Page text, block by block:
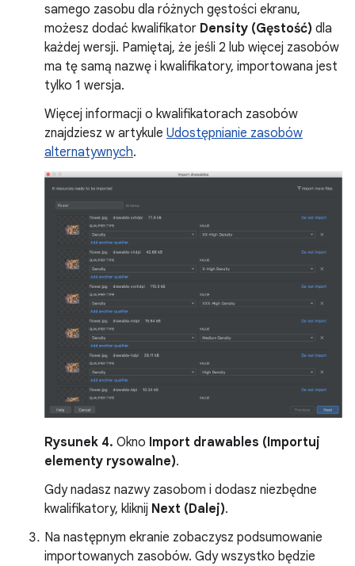
samego zasobu dla różnych gęstości ekranu,
możesz dodać kwalifikator Density (Gęstość) dla
każdej wersji. Pamiętaj, że jeśli 2 lub więcej zasobów
ma tę samą nazwę i kwalifikatory, importowana jest
tylko 1 wersja.
Więcej informacji o kwalifikatorach zasobów
znajdziesz w artykule Udostępnianie zasobów
alternatywnych.
Rysunek 4. Okno Import drawables (Importuj
elementy rysowalne).
Gdy nadasz nazwy zasobom i dodasz niezbędne
kwalifikatory, kliknij Next (Dalej).
Na następnym ekranie zobaczysz podsumowanie
importowanych zasobów. Gdy wszystko będzie